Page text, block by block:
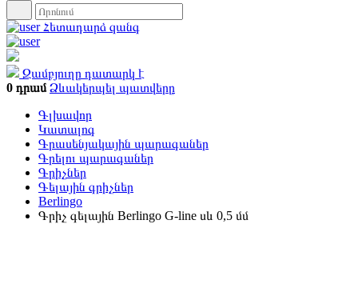
Հետադարձ զանգ
Զամբյուղը դատարկ է
0 դրամ Ձևակերպել պատվերը
Գլխավոր
Կատալոգ
Գրասենյակային պարագաներ
Գրելու պարագաներ
Գրիչներ
Գելային գրիչներ
Berlingo
Գրիչ գելային Berlingo G-line սև 0,5 մմ